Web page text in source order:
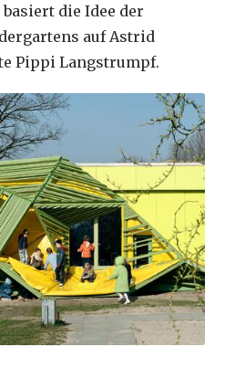
die Idee der
auf Astrid
Pippi Langstrumpf.